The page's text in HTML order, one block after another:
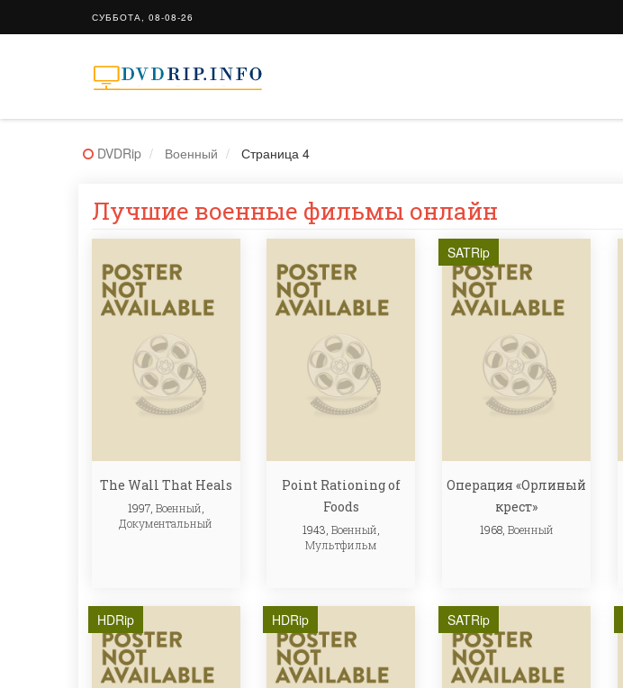
СУББОТА, 08-08-26
DVDRip Военный Страница 4
Лучшие военные фильмы онлайн
The Wall That Heals
1997, Военный,
Документальный
Point Rationing of
Foods
1943, Военный,
Мультфильм
SATRip
Операция «Орлиный
крест»
1968, Военный
HDRip HDRip SATRip